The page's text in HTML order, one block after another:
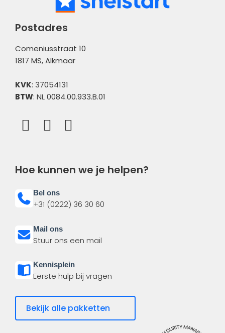
Meldingen
Postadres
Comeniusstraat 10
1817 MS, Alkmaar
KVK: 37054131
BTW: NL 0084.00.933.B.01
Hoe kunnen we je helpen?
Bel ons
+31 (0222) 36 30 60
Mail ons
Stuur ons een mail
Kennisplein
Eerste hulp bij vragen
Bekijk alle pakketten